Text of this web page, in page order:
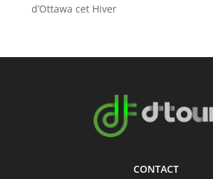
d’Ottawa cet Hiver
CONTACT